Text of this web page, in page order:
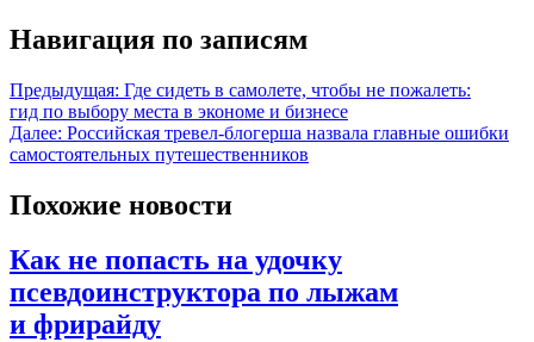
Навигация по записям
Предыдущая: Где сидеть в самолете, чтобы не пожалеть:
гид по выбору места в экономе и бизнесе
Далее: Российская тревел-блогерша назвала главные ошибки
самостоятельных путешественников
Похожие новости
Как не попасть на удочку
псевдоинструктора по лыжам
и фрирайду